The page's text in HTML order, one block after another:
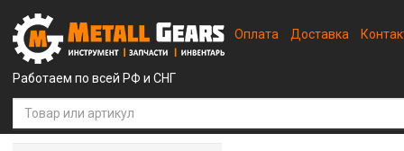
Работаем по всей РФ и СНГ
Оплата Доставка